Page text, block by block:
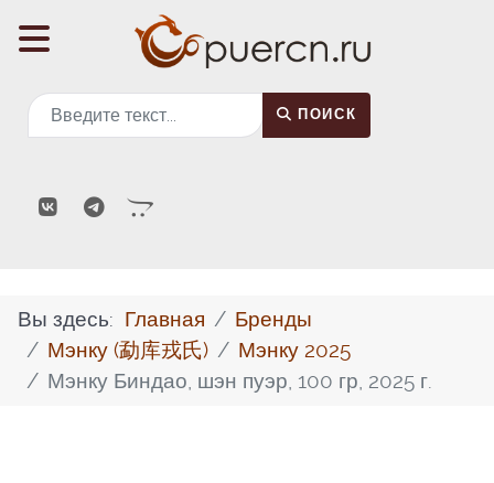
Поиск ПОИСК
Вы здесь: Главная
Бренды
Мэнку (勐库戎氏)
Мэнку 2025
Мэнку Биндао, шэн пуэр, 100 гр, 2025 г.